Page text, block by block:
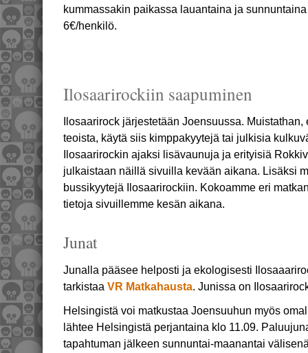
kummassakin paikassa lauantaina ja
6€/henkilö.
Ilosaarirockiin saapuminen
Ilosaarirock järjestetään Joensuussa.
teoista, käytä siis kimppakyytejä tai julkisia
Ilosaarirockin ajaksi lisävaunuja ja erityisiä
julkaistaan näillä sivuilla kevään aikana. Lisäksi
bussikyytejä Ilosaarirockiin. Kokoamme eri
tietoja sivuillemme kesän aikana.
Junat
Junalla pääsee helposti ja ekologisesti
tarkistaa VR Matkahausta. Junissa on
Helsingistä voi matkustaa Joensuuhun myös
lähtee Helsingistä perjantaina klo 11.09.
tapahtuman jälkeen sunnuntai-maanantai